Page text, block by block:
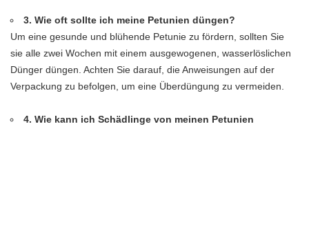
3. Wie oft sollte ich meine Petunien düngen?
Um eine gesunde und blühende Petunie zu fördern, sollten Sie
sie alle zwei Wochen mit einem ausgewogenen, wasserlöslichen
Dünger düngen. Achten Sie darauf, die Anweisungen auf der
Verpackung zu befolgen, um eine Überdüngung zu vermeiden.
4. Wie kann ich Schädlinge von meinen Petunien